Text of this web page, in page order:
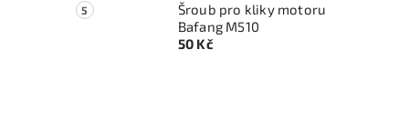
Šroub pro kliky motoru
Bafang M510
50 Kč